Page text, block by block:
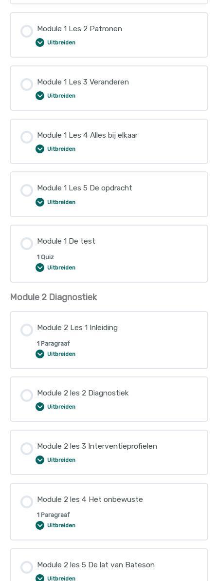
Module 1 Les 2 Patronen
Uitbreiden
Module 1 Les 3 Veranderen
Uitbreiden
Module 1 Les 4 Alles bij elkaar
Uitbreiden
Module 1 Les 5 De opdracht
Uitbreiden
Module 1 De test
1 Quiz
Uitbreiden
Module 2 Diagnostiek
Module 2 Les 1 Inleiding
1 Paragraaf
Uitbreiden
Module 2 les 2 Diagnostiek
Uitbreiden
Module 2 les 3 Interventieprofielen
Uitbreiden
Module 2 les 4 Het onbewuste
1 Paragraaf
Uitbreiden
Module 2 les 5 De lat van Bateson
Uitbreiden